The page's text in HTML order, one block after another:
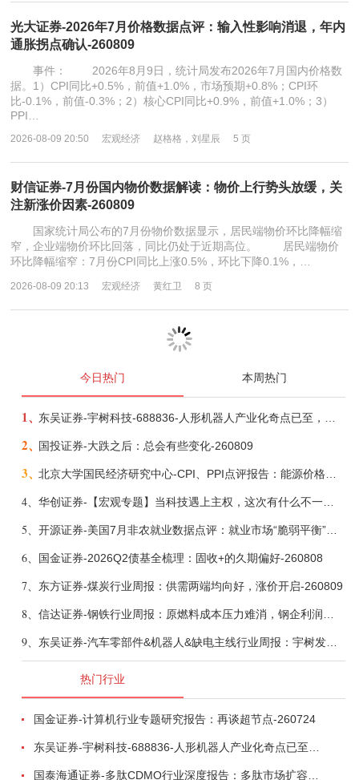
光大证券-2026年7月价格数据点评：输入性影响消退，年内
通胀拐点确认-260809
事件： 2026年8月9日，统计局发布2026年7月国内价格数
据。1）CPI同比+0.5%，前值+1.0%，市场预期+0.8%；CPI环
比-0.1%，前值-0.3%；2）核心CPI同比+0.9%，前值+1.0%；3）
PPI…
2026-08-09 20:50 宏观经济 赵格格，刘星辰 5 页
财信证券-7月份国内物价数据解读：物价上行势头放缓，关
注新涨价因素-260809
国家统计局公布的7月份物价数据显示，居民端物价环比降幅缩
窄，企业端物价环比回落，同比仍处于近期高位。 居民端物价
环比降幅缩窄：7月份CPI同比上涨0.5%，环比下降0.1%，…
2026-08-09 20:13 宏观经济 黄红卫 8 页
今日热门 本周热门
1、
2、国投证券-大跌之后：总会有些变化-260809
3、 北京大学国民经济研究中心-CPI、PPI点评报告：能源价格继续下降，通胀率小幅走低-260809
4、 华创证券-【宏观专题】当科技遇上主权，这次有什么不一样？——海外科技思辨系列五-260808
5、 开源证券-美国7月非农就业数据点评：就业市场“脆弱平衡”，美联储加息动力并不高-260808
6、 国金证券-2026Q2债基全梳理：固收+的久期偏好-260808
7、 东方证券-煤炭行业周报：供需两端均向好，涨价开启-260809
8、
9、 东吴证券-汽车零部件&机器人&缺电主线行业周报：宇树发行价确认，卡特彼勒重启中速机项目-260809
热门行业
国金证券-计算机行业专题研究报告：再谈超节点-260724